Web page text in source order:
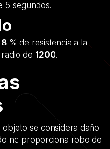
5 segundos.
8 % de resistencia a la
de 1200.
objeto se considera daño
no proporciona robo de